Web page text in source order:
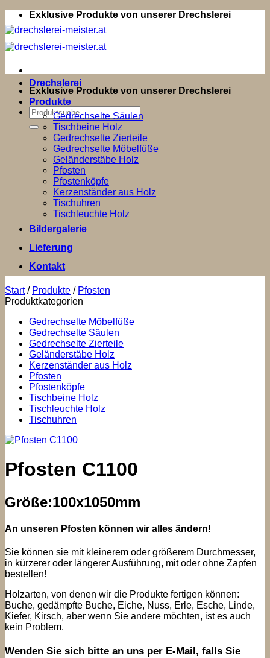
Zum
Inhalt
springen
Exklusive Produkte von unserer Drechslerei
Exklusive Produkte von unserer Drechslerei
Suchen
nach:
Drechslerei
Produkte
Gedrechselte Säulen
Tischbeine Holz
Gedrechselte Zierteile
Gedrechselte Möbelfüße
Geländerstäbe Holz
Pfosten
Pfostenköpfe
Kerzenständer aus Holz
Tischuhren
Tischleuchte Holz
Bildergalerie
Lieferung
Kontakt
Start / Produkte / Pfosten
Produktkategorien
Gedrechselte Möbelfüße
Gedrechselte Säulen
Gedrechselte Zierteile
Geländerstäbe Holz
Kerzenständer aus Holz
Pfosten
Pfostenköpfe
Tischbeine Holz
Tischleuchte Holz
Tischuhren
Pfosten C1100
Größe:100x1050mm
An unseren Pfosten können wir alles ändern!
Sie können sie mit kleinerem oder größerem Durchmesser,
in kürzerer oder längerer Ausführung, mit oder ohne Zapfen
bestellen!
Holzarten, von denen wir die Produkte fertigen können:
Buche, gedämpfte Buche, Eiche, Nuss, Erle, Esche, Linde,
Kiefer, Kirsch, aber wenn Sie andere möchten, ist es auch
kein Problem.
Wenden Sie sich bitte an uns per E-Mail, falls Sie